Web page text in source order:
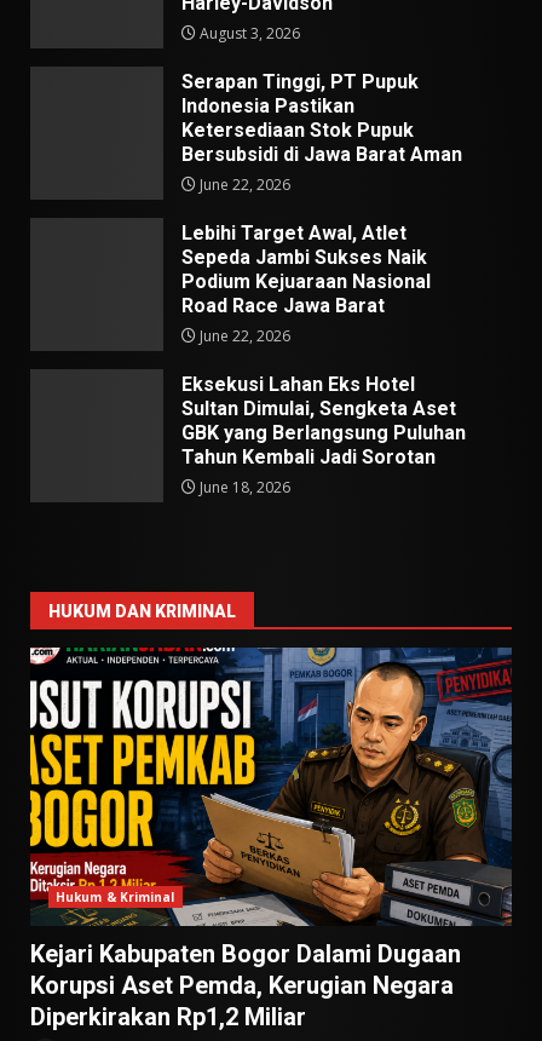
August 3, 2026
Serapan Tinggi, PT Pupuk
Indonesia Pastikan
Ketersediaan Stok Pupuk
Bersubsidi di Jawa Barat Aman
June 22, 2026
Lebihi Target Awal, Atlet
Sepeda Jambi Sukses Naik
Podium Kejuaraan Nasional
Road Race Jawa Barat
June 22, 2026
Eksekusi Lahan Eks Hotel
Sultan Dimulai, Sengketa Aset
GBK yang Berlangsung Puluhan
Tahun Kembali Jadi Sorotan
June 18, 2026
HUKUM DAN KRIMINAL
Hukum & Kriminal
Kejari Kabupaten Bogor Dalami Dugaan
Korupsi Aset Pemda, Kerugian Negara
Diperkirakan Rp1,2 Miliar